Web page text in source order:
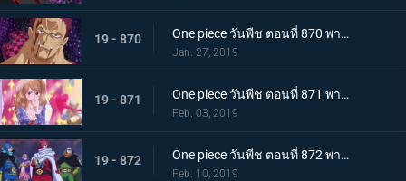
19 - 870 One piece วันพีช ตอนที่ 870 พากย์ไทย หมัดความเร็วสุดยอด! เกียร์ 4 ใหม่เริ่มทำงาน
Jan. 27, 2019
19 - 871 One piece วันพีช ตอนที่ 871 พากย์ไทย ศึกบทสรุป! การต่อสู้แห่งศักดิ์ศรีกับคาตาคุริ!
Feb. 03, 2019
19 - 872 One piece วันพีช ตอนที่ 872 พากย์ไทย เข้าตาจน! กำแพงเหล็กล้อมกรอบลูฟี่!
Feb. 10, 2019